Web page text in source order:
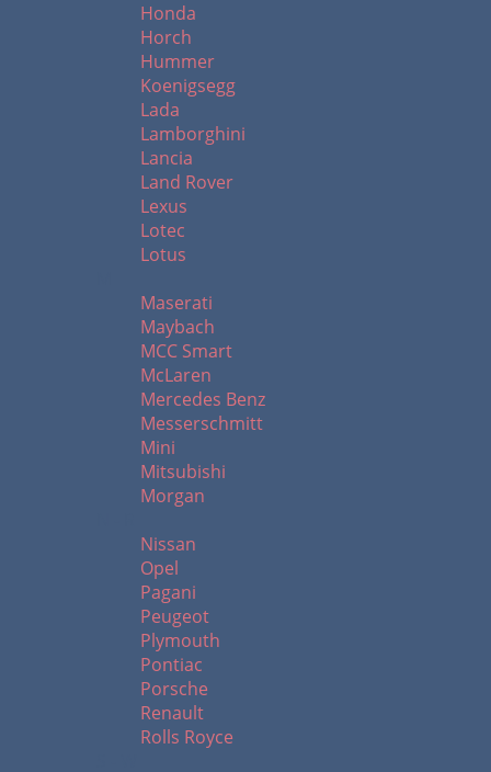
Honda
Horch
Hummer
Koenigsegg
Lada
Lamborghini
Lancia
Land Rover
Lexus
Lotec
Lotus
Maserati
Maybach
MCC Smart
McLaren
Mercedes Benz
Messerschmitt
Mini
Mitsubishi
Morgan
Nissan
Opel
Pagani
Peugeot
Plymouth
Pontiac
Porsche
Renault
Rolls Royce